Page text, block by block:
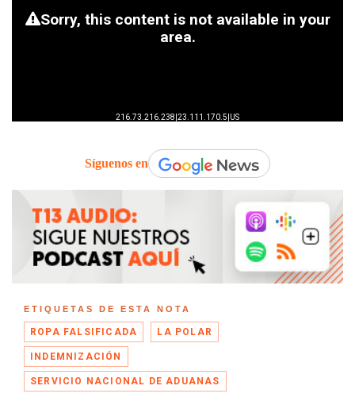
Síguenos en
ETIQUETAS DE ESTA NOTA
ROPA FALSIFICADA LA POLAR
INDEMNIZACIÓN
SERVICIO NACIONAL DE ADUANAS